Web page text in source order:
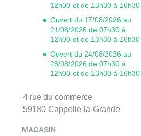
4 rue du commerce
59180 Cappelle-la-Grande
12h00 et de 13h30 à 16h30
Ouvert du 17/08/2026 au
21/08/2026 de 07h30 à
12h00 et de 13h30 à 16h30
Ouvert du 24/08/2026 au
28/08/2026 de 07h30 à
12h00 et de 13h30 à 16h30